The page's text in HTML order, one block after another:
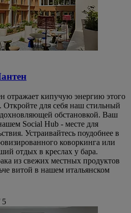
отражает кипучую энергию этого
Откройте для себя наш стильный
обстановкой. Ваш
Social Hub - месте для
Устраивайтесь поудобнее в
коворкинга или
отдых в креслах у бара.
из свежих местных продуктов
витой в нашем итальянском
5